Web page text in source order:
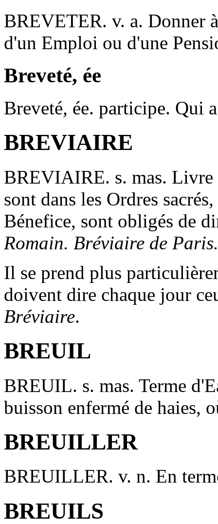
BREVETER. v. a. Donner
d'un Emploi ou d'une
Breveté, ée
Breveté, ée. participe. Qui
BREVIAIRE
BREVIAIRE. s. mas.
sont dans les Ordres
Bénefice, sont obligés de
Romain. Bréviaire de
Il se prend plus
doivent dire chaque jour
Bréviaire.
BREUIL
BREUIL. s. mas. Terme
buisson enfermé de haies,
BREUILLER
BREUILLER. v. n. En
BREUILS